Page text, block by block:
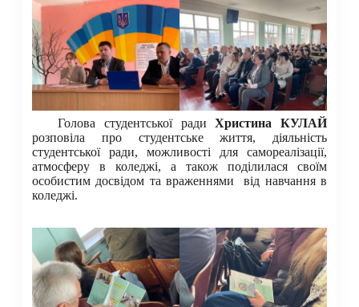
Голова студентської радиХристина КУЛАЙ
розповіла про студентське життя, діяльність
студентської ради, можливості для самореалізації,
атмосферу в коледжі, а також поділилася своїм
особистим досвідом та враженнями від навчання в
коледжі.